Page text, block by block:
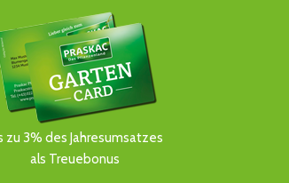
zu 3% des Jahresumsatzes
als Treuebonus